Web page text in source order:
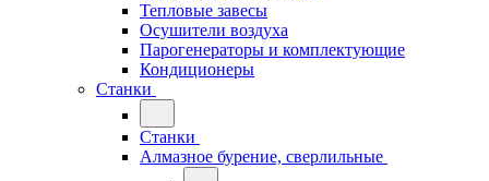
Тепловые завесы
Осушители воздуха
Парогенераторы и комплектующие
Кондиционеры
Станки
Станки
Алмазное бурение, сверлильные